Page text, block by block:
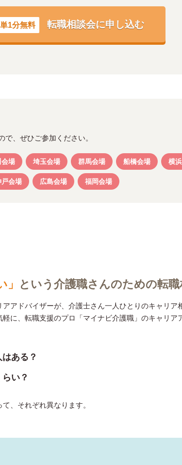
1分無料 転職相談会に申し込む
、ぜひご参加ください。
会場 埼玉会場 群馬会場 船橋会場 横
戸会場 広島会場 福岡会場
」 という介護職さんのための転職
アドバイザーが、介護士さん一人ひとりのキャリ
に、転職支援のプロ「マイナビ介護職」のキャリア
ある？
い？
、それぞれ異なります。